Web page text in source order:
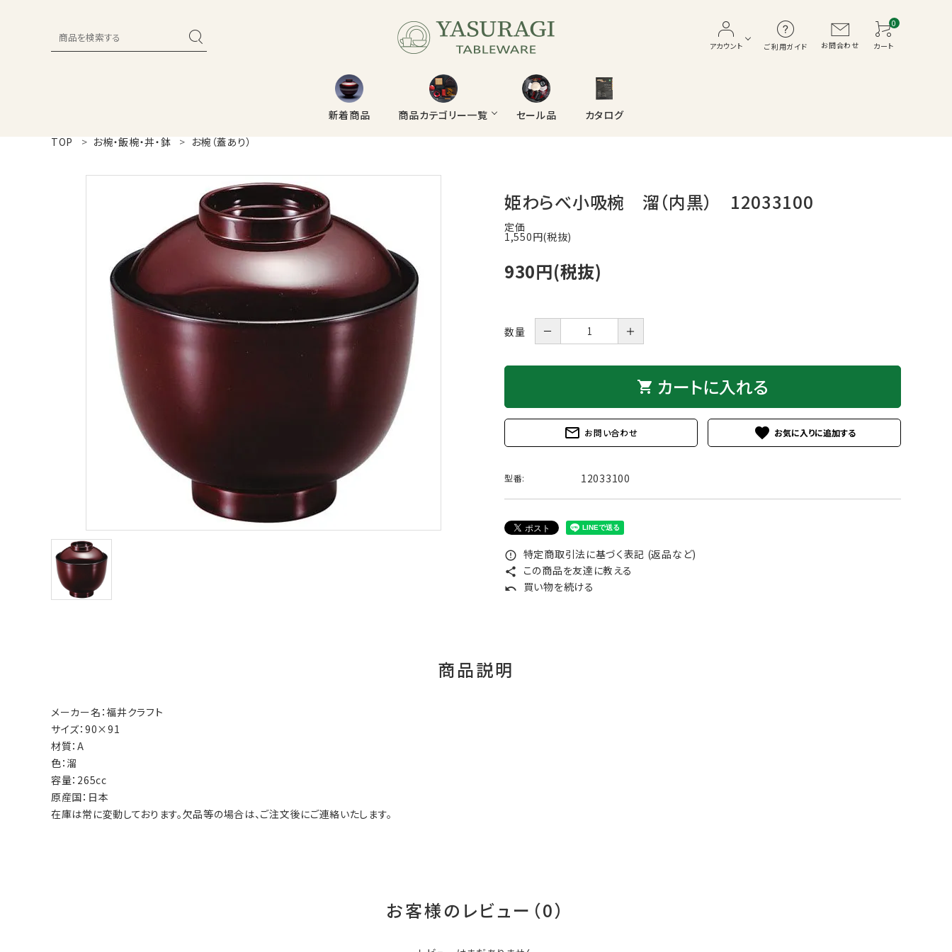
アカウント ご利用ガイド お問合わせ
0
カート
新着商品 商品カテゴリー一覧
お盆・マット
うなぎ・丼重 松花堂・弁当箱
箸
陶器 シェルミン
セール品 カタログ
search
セール品
特定商取引法について
新規会員登録
TOP お椀・飯椀・丼・鉢 お椀（蓋あり）
姫わらべ小吸椀 溜（内黒） 12033100
定価
1,550円(税抜)
930円(税抜)
数量 － ＋
shopping_cart カートに入れる
mail_outline お問い合わせ favorite
型番: 12033100
error_outline 特定商取引法に基づく表記 (返品など)
share この商品を友達に教える
undo 買い物を続ける
商品説明
メーカー名：福井クラフト
サイズ：90×91
材質：A
色：溜
容量：265cc
原産国：日本
在庫は常に変動しております。欠品等の場合は、ご注文後にご連絡いたします。
お客様のレビュー（0）